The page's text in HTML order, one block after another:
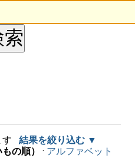
結果を絞り込む
の順） · アルファベット